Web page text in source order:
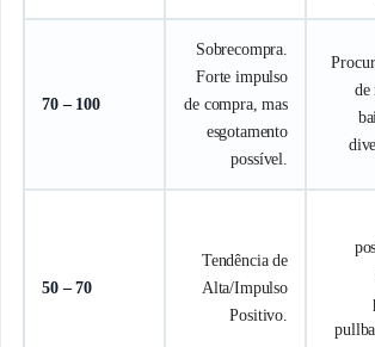
70 – 100
Sobrecompra.
Forte impulso
de compra, mas
esgotamento
possível.
de
50 – 70
Tendência de
Alta/Impulso
Positivo.